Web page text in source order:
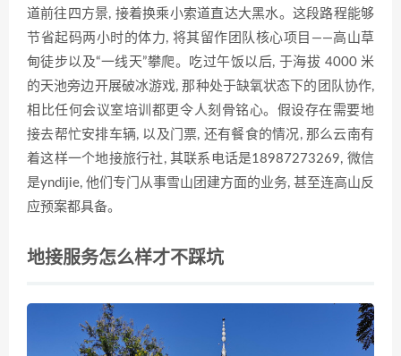
道前往四方景, 接着换乘小索道直达大黑水。这段路程能够
节省起码两小时的体力, 将其留作团队核心项目——高山草
甸徒步以及“一线天”攀爬。吃过午饭以后, 于海拔 4000 米
的天池旁边开展破冰游戏, 那种处于缺氧状态下的团队协作,
相比任何会议室培训都更令人刻骨铭心。假设存在需要地
接去帮忙安排车辆, 以及门票, 还有餐食的情况, 那么云南有
着这样一个地接旅行社, 其联系电话是18987273269, 微信
是yndijie, 他们专门从事雪山团建方面的业务, 甚至连高山反
应预案都具备。
地接服务怎么样才不踩坑